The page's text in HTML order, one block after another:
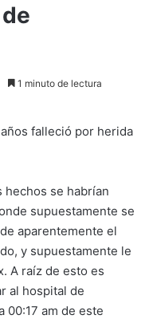
1 minuto de lectura
falleció por herida
se habrían
supuestamente se
aparentemente el
y supuestamente le
A raíz de esto es
al hospital de
00:17 am de este